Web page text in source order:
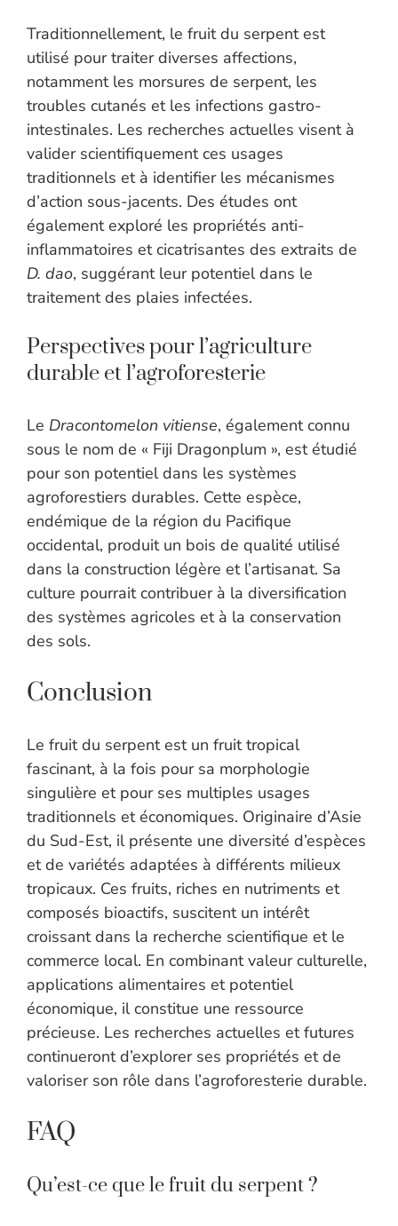
Traditionnellement, le fruit du serpent est
utilisé pour traiter diverses affections,
notamment les morsures de serpent, les
troubles cutanés et les infections gastro-
intestinales. Les recherches actuelles visent à
valider scientifiquement ces usages
traditionnels et à identifier les mécanismes
d’action sous-jacents. Des études ont
également exploré les propriétés anti-
inflammatoires et cicatrisantes des extraits de
D. dao, suggérant leur potentiel dans le
traitement des plaies infectées.
Perspectives pour l’agriculture
durable et l’agroforesterie
Le Dracontomelon vitiense, également connu
sous le nom de « Fiji Dragonplum », est étudié
pour son potentiel dans les systèmes
agroforestiers durables. Cette espèce,
endémique de la région du Pacifique
occidental, produit un bois de qualité utilisé
dans la construction légère et l’artisanat. Sa
culture pourrait contribuer à la diversification
des systèmes agricoles et à la conservation
des sols.
Conclusion
Le fruit du serpent est un fruit tropical
fascinant, à la fois pour sa morphologie
singulière et pour ses multiples usages
traditionnels et économiques. Originaire d’Asie
du Sud-Est, il présente une diversité d’espèces
et de variétés adaptées à différents milieux
tropicaux. Ces fruits, riches en nutriments et
composés bioactifs, suscitent un intérêt
croissant dans la recherche scientifique et le
commerce local. En combinant valeur culturelle,
applications alimentaires et potentiel
économique, il constitue une ressource
précieuse. Les recherches actuelles et futures
continueront d’explorer ses propriétés et de
valoriser son rôle dans l’agroforesterie durable.
FAQ
Qu’est-ce que le fruit du serpent ?